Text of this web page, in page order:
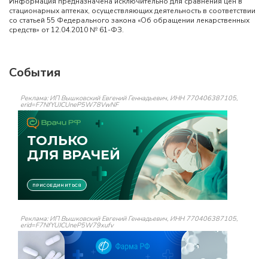
стационарных аптеках, осуществляющих деятельность в соответствии
со статьей 55 Федерального закона «Об обращении лекарственных
средств» от 12.04.2010 № 61-ФЗ.
События
Реклама: ИП Вышковский Евгений Геннадьевич, ИНН 770406387105,
erid=F7NfYUJCUneP5W78VwNF
Реклама: ИП Вышковский Евгений Геннадьевич, ИНН 770406387105,
erid=F7NfYUJCUneP5W79xufv